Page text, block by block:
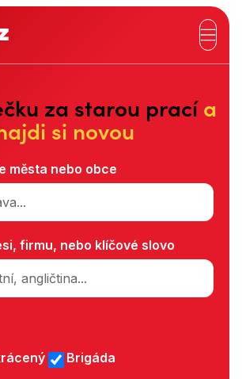
za starou pracía
si novou
města nebo obce
firmu, nebo klíčové slovo
angličtina...
Brigáda